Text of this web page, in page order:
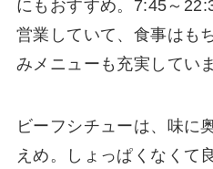
にもおすすめ。7:45～
営業していて、食事はも
みメニューも充実してい
ビーフシチューは、味に
えめ。しょっぱくなくて